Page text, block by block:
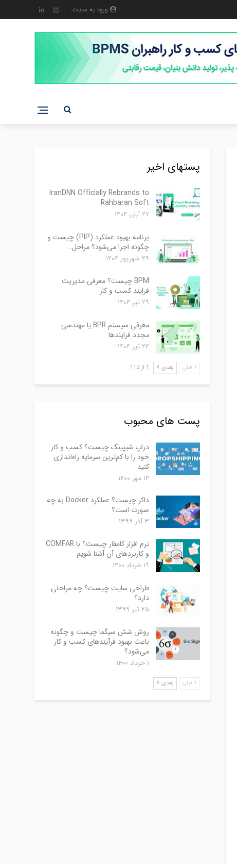
ورود به سایت
پستهای اخیر
IranDNN Officially Rebrands to
Rahbaran Soft
۲۷ آبان ۱۴۰۴
برنامه بهبود عملکرد (PIP) چیست و
چگونه اجرا می‌شود؟ مراحل…
۲۹ شهریور ۱۴۰۴
BPM چیست؟ معرفی مدیریت
فرایند کسب و کار
۲۹ تیر ۱۴۰۴
معرفی سیستم BPR یا مهندسی
مجدد فرایندها
۲۲ تیر ۱۴۰۴
قبلی بعدی 1 از 112
پست های محبوب
دراپ شیپینگ چیست؟ کسب و کار
خود را با کم‌ترین سرمایه راه‌اندازی
کنید
۱۴ مهر ۱۴۰۰
داکر چیست؟ عملکرد Docker به چه
صورت است؟
۳ آذر ۱۳۹۹
نرم افزار کامفار چیست؟ با COMFAR
و کاربردهای آن آشنا شویم
۱۹ خرداد ۱۴۰۰
طراحی سایت چیست؟ چه مراحلی
دارد؟
۲۵ تیر ۱۳۹۹
روش شش سیگما چیست و چگونه
باعث بهبود فرآیندهای کسب و کار
می‌شود؟
۱ خرداد ۱۴۰۰
قبلی بعدی